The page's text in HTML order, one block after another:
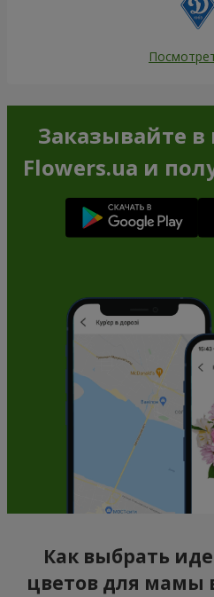
Заказывайте
Flowers.ua и
Как выбрать
цветов для мамы